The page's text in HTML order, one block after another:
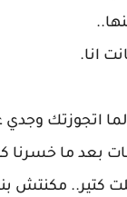
انا.
اتجوزتك
بعد ما خسرنا
مكنتش